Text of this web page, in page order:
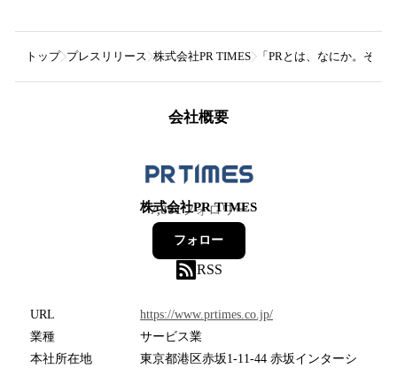
トップ プレスリリース 株式会社PR TIMES 「PRとは、なにか。そ
会社概要
株式会社PR TIMES
7,881フォロワー
フォロー
RSS
URL
https://www.prtimes.co.jp/
業種
サービス業
本社所在地
東京都港区赤坂1-11-44 赤坂インターシ